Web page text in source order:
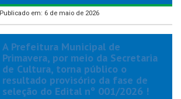
Publicado em: 6 de maio de 2026
A Prefeitura Municipal de
Primavera, por meio da Secretaria
de Cultura, torna público o
resultado provisório da fase de
seleção do Edital nº 001/2026 !